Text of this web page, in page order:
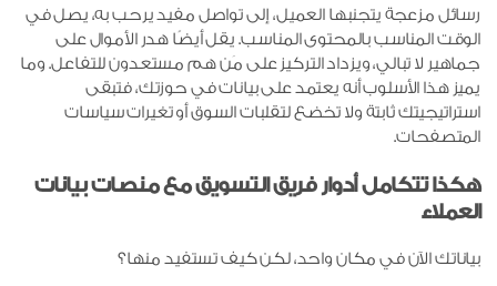
رسائل مزعجة يتجنبها العميل، إلى تواصل مفيد يرحب به، يصل في
الوقت المناسب بالمحتوى المناسب. يقل أيضًا هدر الأموال على
جماهير لا تبالي، ويزداد التركيز على مَن هم مستعدون للتفاعل. وما
يميز هذا الأسلوب أنه يعتمد على بيانات في حوزتك، فتبقى
استراتيجيتك ثابتة ولا تخضع لتقلبات السوق أو تغيرات سياسات
المتصفحات.
هكذا تتكامل أدوار فريق التسويق مع منصات بيانات
العملاء
بياناتك الآن في مكان واحد، لكن كيف تستفيد منها؟